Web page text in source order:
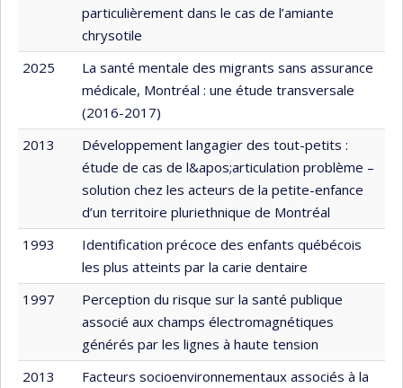
particulièrement dans le cas de l’amiante
chrysotile
2025
La santé mentale des migrants sans assurance
médicale, Montréal : une étude transversale
(2016-2017)
2013
Développement langagier des tout-petits :
étude de cas de l&apos;articulation problème –
solution chez les acteurs de la petite-enfance
d’un territoire pluriethnique de Montréal
1993
Identification précoce des enfants québécois
les plus atteints par la carie dentaire
1997
Perception du risque sur la santé publique
associé aux champs électromagnétiques
générés par les lignes à haute tension
2013
Facteurs socioenvironnementaux associés à la